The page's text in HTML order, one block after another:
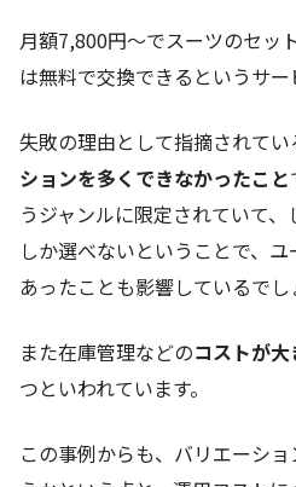
月額7,800円～でスーツのセッ
は無料で交換できるというサー
失敗の理由として指摘されて
ションを多くできなかったこと
うジャンルに限定されていて
しか選べないということで、
あったことも影響しているでし
また在庫管理などのコストが
つといわれています。
この事例からも、バリエーシ